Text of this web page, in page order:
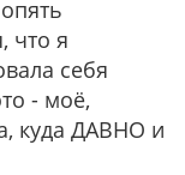
что я
себя
- моё,
куда ДАВНО и